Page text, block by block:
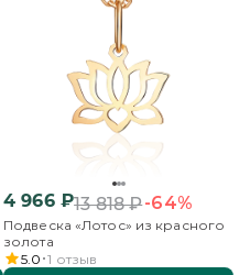
4 966₽13 818₽-64%
Подвеска «Лотос» из красного
золота
5.0 1 отзыв